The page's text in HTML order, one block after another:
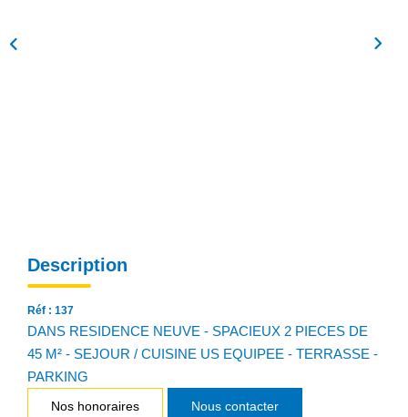
Description
Réf : 137
DANS RESIDENCE NEUVE - SPACIEUX 2 PIECES DE
45 M² - SEJOUR / CUISINE US EQUIPEE - TERRASSE -
PARKING
Nos honoraires Nous contacter